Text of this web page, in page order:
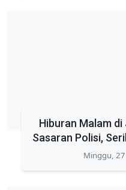
Hiburan Malam
Sasaran Polisi,
Minggu,